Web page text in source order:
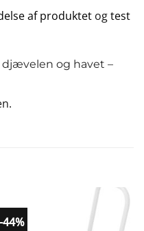
af produktet ogtest
og havet –
-44%